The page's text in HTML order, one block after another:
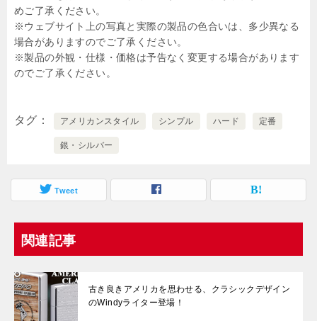
めご了承ください。
※ウェブサイト上の写真と実際の製品の色合いは、多少異なる
場合がありますのでご了承ください。
※製品の外観・仕様・価格は予告なく変更する場合があります
のでご了承ください。
タグ アメリカンスタイル シンプル ハード 定番
銀・シルバー
Tweet
関連記事
古き良きアメリカを思わせる、クラシックデザイン
のWindyライター登場！